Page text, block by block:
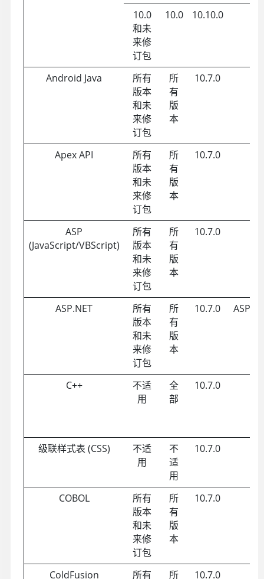
10.0
和未
来修
订包
10.0 10.10.0
Android Java
所有
版本
和未
来修
订包
所
有
版
本
10.7.0
Apex API
所有
版本
和未
来修
订包
所
有
版
本
10.7.0
ASP
(JavaScript/VBScript)
所有
版本
和未
来修
订包
所
有
版
本
10.7.0
ASP.NET
所有
版本
和未
来修
订包
所
有
版
本
10.7.0
ASP
C++
不适
用
全
部
10.7.0
级联样式表 (CSS)
不适
用
不
适
用
10.7.0
COBOL
所有
版本
和未
来修
订包
所
有
版
本
10.7.0
ColdFusion 所有 所 10.7.0